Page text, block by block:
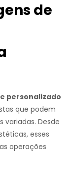
de
personalizado
que podem
variadas. Desde
esses
operações